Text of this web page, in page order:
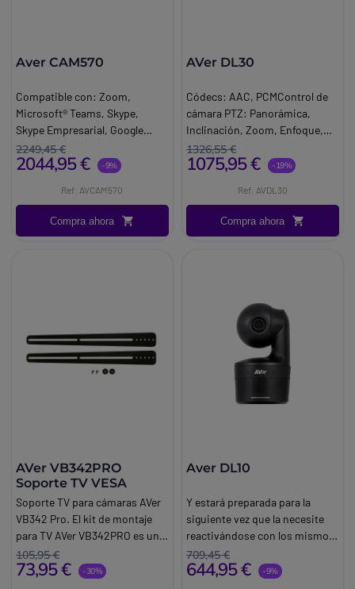
Aver CAM570
Compatible con: Zoom,
Microsoft® Teams, Skype,
Skype Empresarial, Google
Meet, Ring. Central, Blue.
Jeans, Intel® Unite™, Fuze,
U Meeting®, Cisco Web.
Meeting™, Live. On, Microsoft®
Lync™, True.
2249,45 €
2044,95 € -9%
Ref: AVCAM570
Compra ahora
AVer DL30
Códecs: AAC, PCMControl de
cámara PTZ: Panorámica,
Inclinación, Zoom, Enfoque,
Control preestablecido.
Compatibilidad: Windows 7 o
1080p/60 (IP Streaming y USB).
Iluminación mínima: 0,5 Lux
(IRE50, F1.6, 30fps).
1326,55 €
1075,95 € -19%
Ref: AVDL30
Compra ahora
AVer VB342PRO
Soporte TV VESA
Soporte TV para cámaras AVer
VB342 Pro. El kit de montaje
para TV AVer VB342PRO es una
excelente opción para añadir
flexibilidad a su experiencia de
105,95 €
73,95 € -30%
Aver DL10
Y estará preparada para la
siguiente vez que la necesite
reactivándose con los mismos
ajustes de configuración.
Características:Resolución
709,45 €
644,95 € -9%